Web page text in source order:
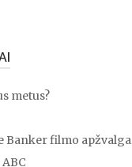
metus?
Banker filmo apžvalga